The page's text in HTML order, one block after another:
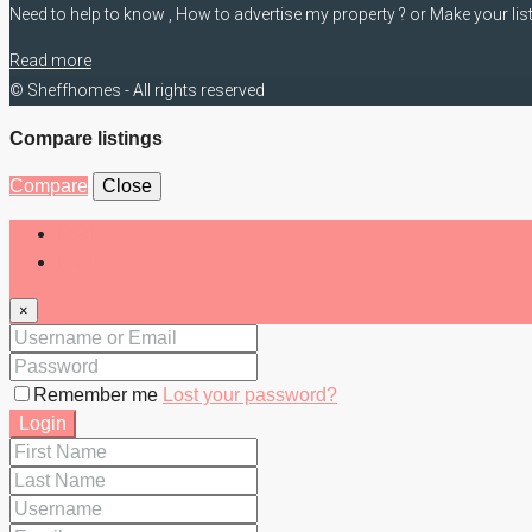
Need to help to know , How to advertise my property ? or Make your
Read more
© Sheffhomes - All rights reserved
Compare listings
Compare Close
×
Remember me Lost your password?
Login